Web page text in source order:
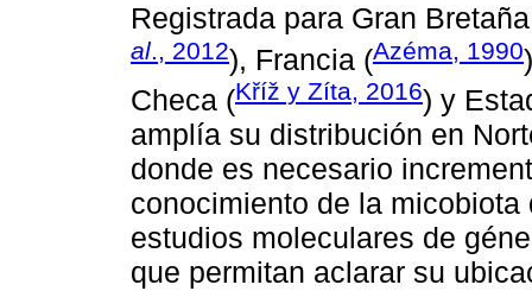
Registrada para Gran
al., 2012), Francia (Azéma, 1990
Checa (Kříž y Zíta, 2016) y
amplía su distribución en
donde es necesario
conocimiento de la
estudios moleculares de
que permitan aclarar su